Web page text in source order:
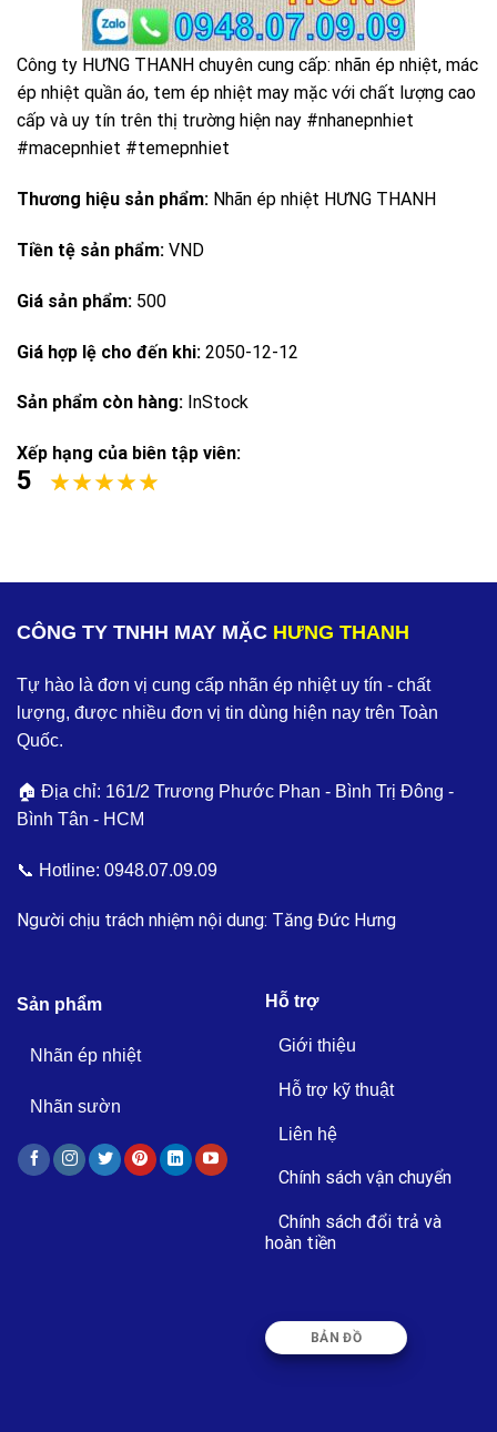
Công ty HƯNG THANH chuyên cung cấp: nhãn ép nhiệt, mác
ép nhiệt quần áo, tem ép nhiệt may mặc với chất lượng cao
cấp và uy tín trên thị trường hiện nay #nhanepnhiet
#macepnhiet #temepnhiet
Thương hiệu sản phẩm: Nhãn ép nhiệt HƯNG THANH
Tiền tệ sản phẩm: VND
Giá sản phẩm: 500
Giá hợp lệ cho đến khi: 2050-12-12
Sản phẩm còn hàng: InStock
Xếp hạng của biên tập viên:
5
CÔNG TY TNHH MAY MẶC HƯNG THANH
Tự hào là đơn vị cung cấp nhãn ép nhiệt uy tín - chất
lượng, được nhiều đơn vị tin dùng hiện nay trên Toàn
Quốc.
🏠 Địa chỉ: 161/2 Trương Phước Phan - Bình Trị Đông -
Bình Tân - HCM
📞 Hotline: 0948.07.09.09
Người chịu trách nhiệm nội dung: Tăng Đức Hưng
Sản phẩm
Nhãn ép nhiệt
Nhãn sườn
Hỗ trợ
Giới thiệu
Hỗ trợ kỹ thuật
Liên hệ
Chính sách vận chuyển
Chính sách đổi trả và
hoàn tiền
BẢN ĐỒ